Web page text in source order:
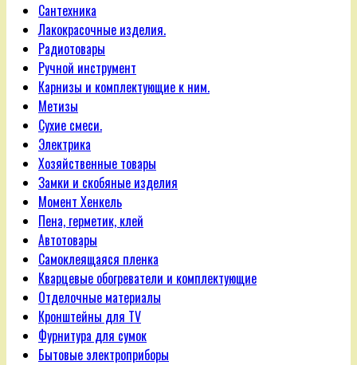
Сантехника
Лакокрасочные изделия.
Радиотовары
Ручной инструмент
Карнизы и комплектующие к ним.
Метизы
Сухие смеси.
Электрика
Хозяйственные товары
Замки и скобяные изделия
Момент Хенкель
Пена, герметик, клей
Автотовары
Самоклеящаяся пленка
Кварцевые обогреватели и комплектующие
Отделочные материалы
Кронштейны для TV
Фурнитура для сумок
Бытовые электроприборы